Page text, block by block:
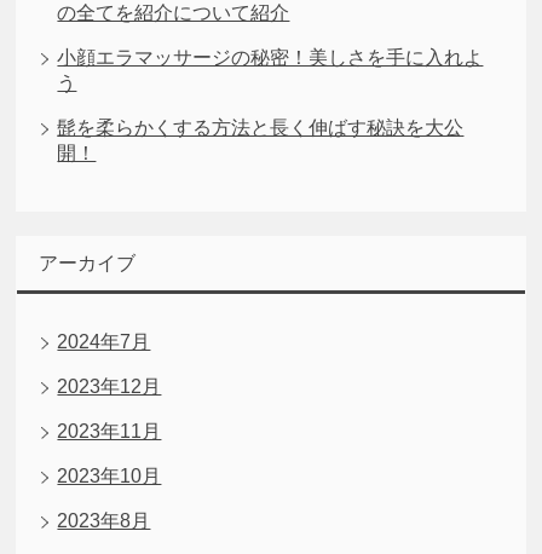
の全てを紹介について紹介
小顔エラマッサージの秘密！美しさを手に入れよ
う
髭を柔らかくする方法と長く伸ばす秘訣を大公
開！
アーカイブ
2024年7月
2023年12月
2023年11月
2023年10月
2023年8月